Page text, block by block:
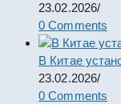
23.02.2026/
0 Comments
В Китае
23.02.2026/
0 Comments